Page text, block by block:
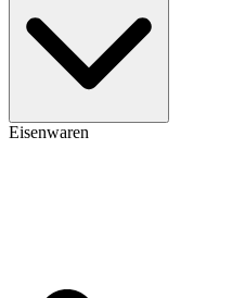
Eisenwaren